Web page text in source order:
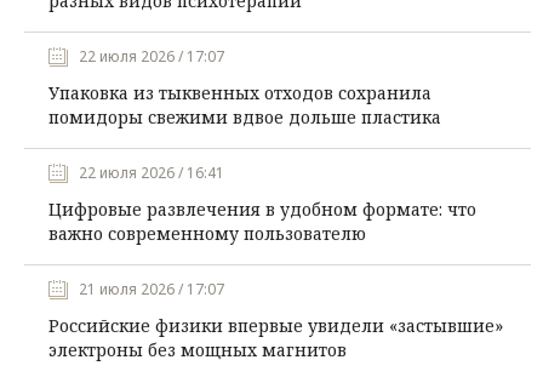
22 июля 2026 / 17:07
Упаковка из тыквенных отходов сохранила
помидоры свежими вдвое дольше пластика
22 июля 2026 / 16:41
Цифровые развлечения в удобном формате: что
важно современному пользователю
21 июля 2026 / 17:07
Российские физики впервые увидели «застывшие»
электроны без мощных магнитов